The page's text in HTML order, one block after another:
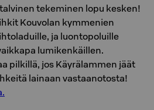
tekeminen lopu kesken!
Kouvolan kymmenien
ja luontopoluille
lumikenkäillen.
pilkillä, jos Käyrälammen jäät
lainaan vastaanotosta!